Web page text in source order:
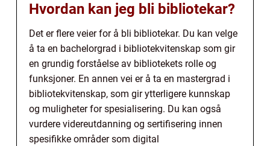
Hvordan kan jeg bli bibliotekar?
Det er flere veier for å bli bibliotekar. Du kan velge
å ta en bachelorgrad i bibliotekvitenskap som gir
en grundig forståelse av bibliotekets rolle og
funksjoner. En annen vei er å ta en mastergrad i
bibliotekvitenskap, som gir ytterligere kunnskap
og muligheter for spesialisering. Du kan også
vurdere videreutdanning og sertifisering innen
spesifikke områder som digital